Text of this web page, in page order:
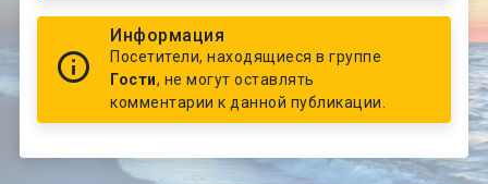
Информация
Посетители, находящиеся в группе
Гости, не могут оставлять
комментарии к данной публикации.